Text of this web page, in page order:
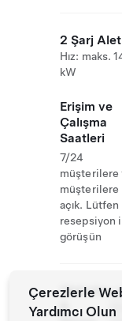
2 Şarj
Hız: maks.
kW
Erişim ve
Çalışma
Saatleri
7/24
müşterilere
müşterilere
açık. Lütfen
resepsiyon
görüşün
Website
&
Çerezlerle
Yardımcı Olun